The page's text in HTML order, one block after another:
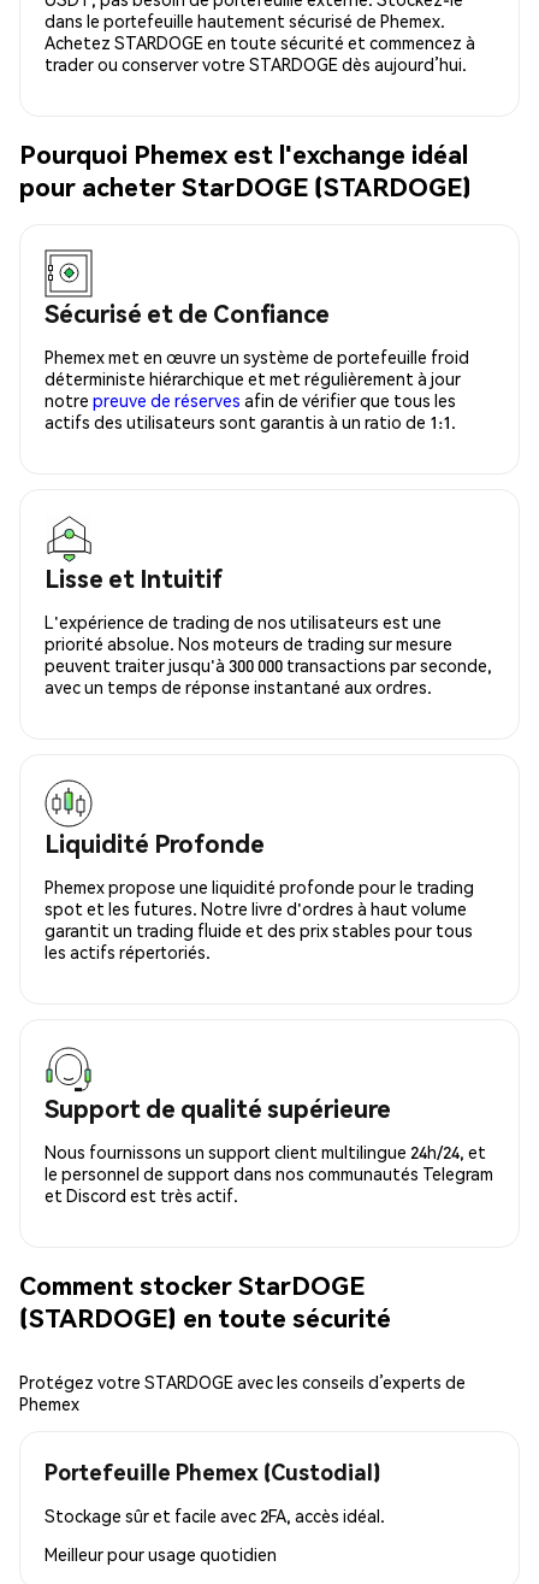
dans le portefeuille hautement sécurisé de Phemex.
Achetez STARDOGE en toute sécurité et commencez à
trader ou conserver votre STARDOGE dès aujourd’hui.
Pourquoi Phemex est l'exchange idéal
pour acheter StarDOGE (STARDOGE)
Sécurisé et de Confiance
Phemex met en œuvre un système de portefeuille froid
déterministe hiérarchique et met régulièrement à jour
notre preuve de réserves afin de vérifier que tous les
actifs des utilisateurs sont garantis à un ratio de 1:1.
Lisse et Intuitif
L'expérience de trading de nos utilisateurs est une
priorité absolue. Nos moteurs de trading sur mesure
peuvent traiter jusqu'à 300 000 transactions par seconde,
avec un temps de réponse instantané aux ordres.
Liquidité Profonde
Phemex propose une liquidité profonde pour le trading
spot et les futures. Notre livre d'ordres à haut volume
garantit un trading fluide et des prix stables pour tous
les actifs répertoriés.
Support de qualité supérieure
Nous fournissons un support client multilingue 24h/24, et
le personnel de support dans nos communautés Telegram
et Discord est très actif.
Comment stocker StarDOGE
(STARDOGE) en toute sécurité
Protégez votre STARDOGE avec les conseils d’experts de
Phemex
Portefeuille Phemex (Custodial)
Stockage sûr et facile avec 2FA, accès idéal.
Meilleur pourusage quotidien